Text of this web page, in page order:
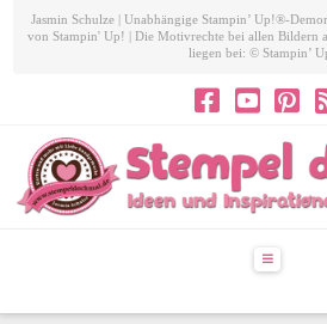
Jasmin Schulze | Unabhängige Stampin’ Up!®-
von Stampin' Up! | Die Motivrechte bei allen Bildern
liegen bei: © Stampin’
Navigation